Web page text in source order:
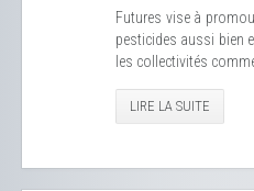
Futures vise à
pesticides aussi bien
les collectivités
LIRE LA SUITE